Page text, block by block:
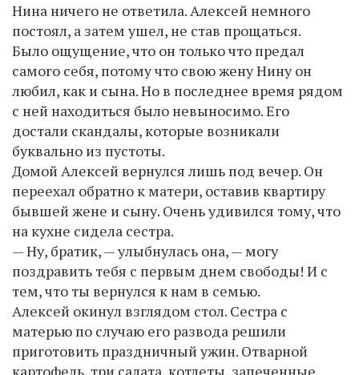
Нина ничего не ответила. Алексей немного
постоял, а затем ушел, не став прощаться.
Было ощущение, что он только что предал
самого себя, потому что свою жену Нину он
любил, как и сына. Но в последнее время рядом
с ней находиться было невыносимо. Его
достали скандалы, которые возникали
буквально из пустоты.
Домой Алексей вернулся лишь под вечер. Он
переехал обратно к матери, оставив квартиру
бывшей жене и сыну. Очень удивился тому, что
на кухне сидела сестра.
— Ну, братик, — улыбнулась она, — могу
поздравить тебя с первым днем свободы! И с
тем, что ты вернулся к нам в семью.
Алексей окинул взглядом стол. Сестра с
матерью по случаю его развода решили
приготовить праздничный ужин. Отварной
картофель, три салата, котлеты, запеченные